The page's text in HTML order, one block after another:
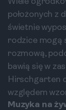
położonych z
świetnie
rodzice mogą
rozmową,
bawią się w
Hirschgarten
względem
Muzyka na